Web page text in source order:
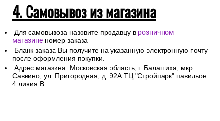
4. Самовывоз из магазина
Для самовывоза назовите продавцу в розничном
магазине номер заказа
Бланк заказа Вы получите на указанную электронную почту
после оформления покупки.
Адрес магазина: Московская область, г. Балашиха, мкр.
Саввино, ул. Пригородная, д. 92А ТЦ "Стройпарк" павильон
4 линия В.